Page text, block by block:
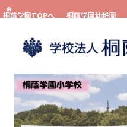
桐蔭学園TOPへ 桐蔭学園幼稚園